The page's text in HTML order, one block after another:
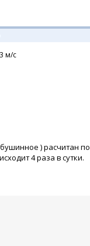
3 м/с
) расчитан по
4 раза в сутки.